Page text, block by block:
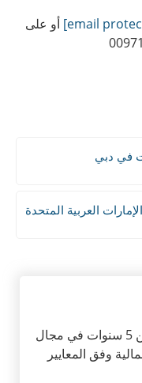
أو على
في دبي
العربية المتحدة
مدقق حسابات متميز بخبرة تزيد عن 5 سنوات في مجال
وفق المعايير